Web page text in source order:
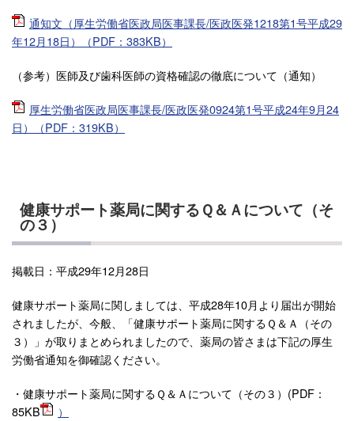
通知文（厚生労働省医政局医事課長/医政医発1218第1号平成29
年12月18日）（PDF：383KB）
（参考）医師及び歯科医師の資格確認の徹底について（通知）
厚生労働省医政局医事課長/医政医発0924第1号平成24年9月24
日）（PDF：319KB）
健康サポート薬局に関するＱ＆Ａについて（そ
の３）
掲載日：平成29年12月28日
健康サポート薬局に関しましては、平成28年10月より届出が開始
されましたが、今般、「健康サポート薬局に関するＱ＆Ａ（その
３）」が取りまとめられましたので、薬局の皆さまは下記の厚生
労働省通知を御確認ください。
・健康サポート薬局に関するＱ＆Ａについて（その３）(PDF：
85KB
）